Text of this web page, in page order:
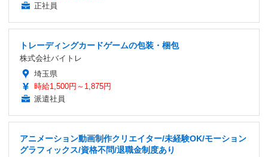
正社員
トレーディングカードゲームの包装・梱包
株式会社バイトレ
埼玉県
時給1,500円～1,875円
派遣社員
アニメーション動画制作クリエイター/未経験OK/モーション
グラフィックス/資格不問/退職金制度あり